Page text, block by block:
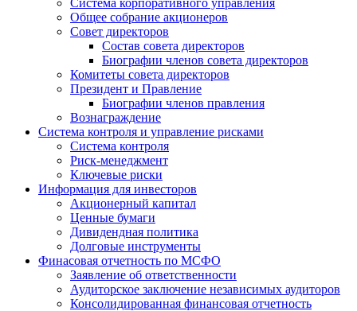
Система корпоративного управления
Общее собрание акционеров
Совет директоров
Состав совета директоров
Биографии членов совета директоров
Комитеты совета директоров
Президент и Правление
Биографии членов правления
Вознаграждение
Система контроля и управление рисками
Система контроля
Риск-менеджмент
Ключевые риски
Информация для инвесторов
Акционерный капитал
Ценные бумаги
Дивидендная политика
Долговые инструменты
Финасовая отчетность по МСФО
Заявление об ответственности
Аудиторское заключение независимых аудиторов
Консолидированная финансовая отчетность